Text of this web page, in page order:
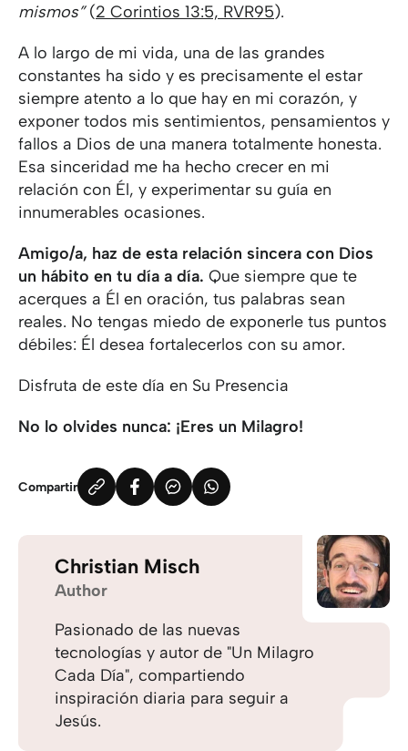
mismos”(2 Corintios 13:5, RVR95).
A lo largo de mi vida, una de las grandes
constantes ha sido y es precisamente el estar
siempre atento a lo que hay en mi corazón, y
exponer todos mis sentimientos, pensamientos y
fallos a Dios de una manera totalmente honesta.
Esa sinceridad me ha hecho crecer en mi
relación con Él, y experimentar su guía en
innumerables ocasiones.
Amigo/a, haz de esta relación sincera con Dios
un hábito en tu día a día. Que siempre que te
acerques a Él en oración, tus palabras sean
reales. No tengas miedo de exponerle tus puntos
débiles: Él desea fortalecerlos con su amor.
Disfruta de este día en Su Presencia
No lo olvides nunca: ¡Eres un Milagro!
Compartir
Christian Misch
Author
Pasionado de las nuevas
tecnologías y autor de "Un Milagro
Cada Día", compartiendo
inspiración diaria para seguir a
Jesús.